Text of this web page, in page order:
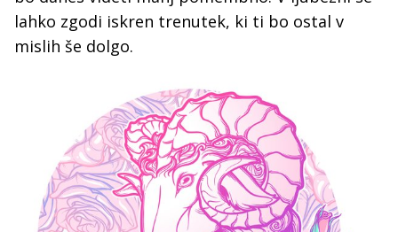
lahko zgodi iskren trenutek, ki ti bo ostal v
mislih še dolgo.